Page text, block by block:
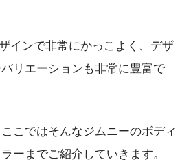
インで非常にかっこよく、デザ
リエーションも非常に豊富で
こではそんなジムニーのボディ
ーまでご紹介していきます。